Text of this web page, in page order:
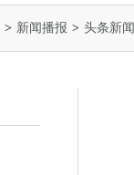
> 新闻播报 > 头条新闻